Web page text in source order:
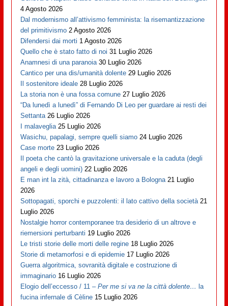
4 Agosto 2026
Dal modernismo all’attivismo femminista: la risemantizzazione
del primitivismo 2 Agosto 2026
Difendersi dai morti 1 Agosto 2026
Quello che è stato fatto di noi 31 Luglio 2026
Anamnesi di una paranoia 30 Luglio 2026
Cantico per una dis/umanità dolente 29 Luglio 2026
Il sostenitore ideale 28 Luglio 2026
La storia non è una fossa comune 27 Luglio 2026
“Da lunedì a lunedì” di Fernando Di Leo per guardare ai resti dei
Settanta 26 Luglio 2026
I malaveglia 25 Luglio 2026
Wasichu, papalagi, sempre quelli siamo 24 Luglio 2026
Case morte 23 Luglio 2026
Il poeta che cantò la gravitazione universale e la caduta (degli
angeli e degli uomini) 22 Luglio 2026
E man int la zità, cittadinanza e lavoro a Bologna 21 Luglio
2026
Sottopagati, sporchi e puzzolenti: il lato cattivo della società 21
Luglio 2026
Nostalgie horror contemporanee tra desiderio di un altrove e
riemersioni perturbanti 19 Luglio 2026
Le tristi storie delle morti delle regine 18 Luglio 2026
Storie di metamorfosi e di epidemie 17 Luglio 2026
Guerra algoritmica, sovranità digitale e costruzione di
immaginario 16 Luglio 2026
Elogio dell’eccesso / 11 –Per me si va ne la città dolente… la
fucina infernale di Cèline 15 Luglio 2026